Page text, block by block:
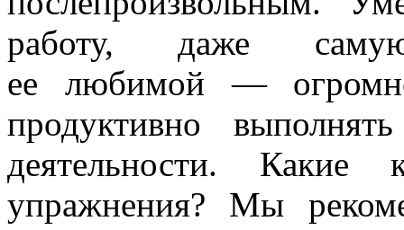
работу, даже
ее любимой —
продуктивно
деятельности.
упражнения? Мы